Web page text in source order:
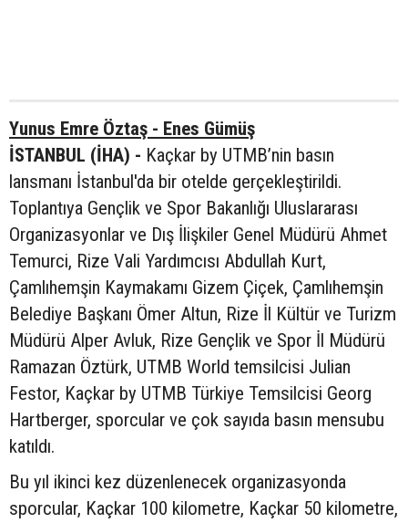
Yunus Emre Öztaş - Enes Gümüş
İSTANBUL (İHA) - Kaçkar by UTMB’nin basın
lansmanı İstanbul'da bir otelde gerçekleştirildi.
Toplantıya Gençlik ve Spor Bakanlığı Uluslararası
Organizasyonlar ve Dış İlişkiler Genel Müdürü Ahmet
Temurci, Rize Vali Yardımcısı Abdullah Kurt,
Çamlıhemşin Kaymakamı Gizem Çiçek, Çamlıhemşin
Belediye Başkanı Ömer Altun, Rize İl Kültür ve Turizm
Müdürü Alper Avluk, Rize Gençlik ve Spor İl Müdürü
Ramazan Öztürk, UTMB World temsilcisi Julian
Festor, Kaçkar by UTMB Türkiye Temsilcisi Georg
Hartberger, sporcular ve çok sayıda basın mensubu
katıldı.
Bu yıl ikinci kez düzenlenecek organizasyonda
sporcular, Kaçkar 100 kilometre, Kaçkar 50 kilometre,